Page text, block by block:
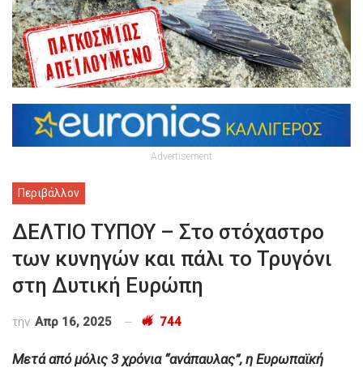
Advertisement
Περιβάλλον
ΔΕΛΤΙΟ ΤΥΠΟΥ – Στο στόχαστρο
των κυνηγών και πάλι το Τρυγόνι
στη Δυτική Ευρώπη
την Απρ 16, 2025 744
Μετά από μόλις 3 χρόνια “ανάπαυλας”, η Ευρωπαϊκή